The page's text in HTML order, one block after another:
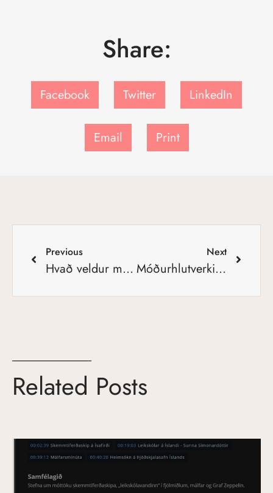
Share:
Facebook Twitter LinkedIn
Email Print
Previous
Hvað veldur minnkandi fæðingartíðni á Íslandi?
Next
Móðurhlutverkið stofnun sem ungar konur vilja síður ganga inn í
Related Posts